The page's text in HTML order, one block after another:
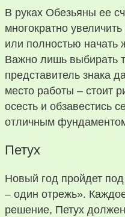
В руках Обезьяны ее
многократно
или полностью начать
Важно лишь выбирать
представитель знака
место работы – стоит
осесть и обзавестись
отличным
Петух
Новый год пройдет
– один отрежь».
решение, Петух